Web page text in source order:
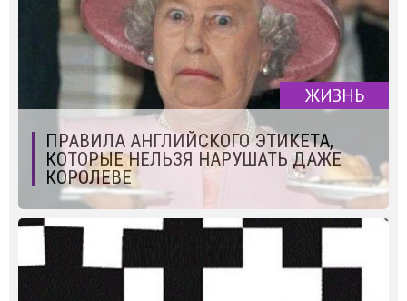
ЖИЗНЬ
ПРАВИЛА АНГЛИЙСКОГО ЭТИКЕТА,
КОТОРЫЕ НЕЛЬЗЯ НАРУШАТЬ ДАЖЕ
КОРОЛЕВЕ